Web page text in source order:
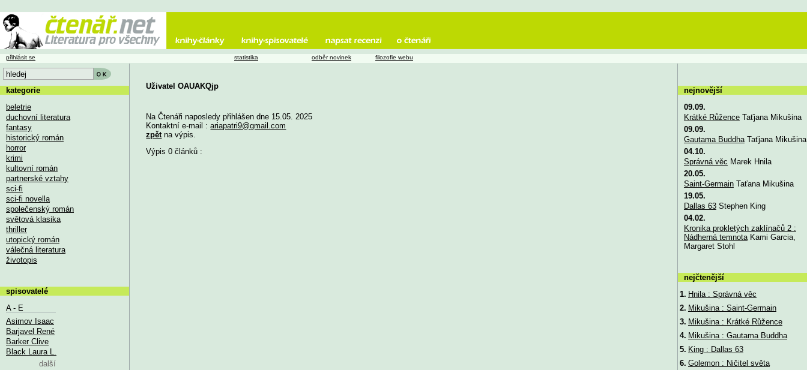
Uživatel OAUAKQjp
Na Čtenáři naposledy přihlášen dne 15.05. 2025
Kontaktní e-mail :ariapatri9@gmail.com
zpět na výpis.
Výpis 0 článků :
přihlásit se statistika odběr novinek filozofie webu
kategorie
beletrie
duchovní literatura
fantasy
historický román
horror
krimi
kultovní román
partnerské vztahy
sci-fi
sci-fi novella
společenský román
světová klasika
thriller
utopický román
válečná literatura
životopis
spisovatelé
A - E
Asimov Isaac
Barjavel René
Barker Clive
Black Laura L.
další
nejnovější
09.09.
Krátké RůženceTaťjana Mikušina
09.09.
Gautama BuddhaTaťjana Mikušina
04.10.
Správná věc Marek Hnila
20.05.
Saint-GermainTaťana Mikušina
19.05.
Dallas 63Stephen King
04.02.
Kronika prokletých zaklínačů 2 :
Nádherná temnotaKami Garcia,
Margaret Stohl
nejčtenější
1. Hnila : Správná věc
2. Mikušina : Saint-Germain
3. Mikušina : Krátké Růžence
4. Mikušina : Gautama Buddha
5. King : Dallas 63
6. Golemon : Ničitel světa